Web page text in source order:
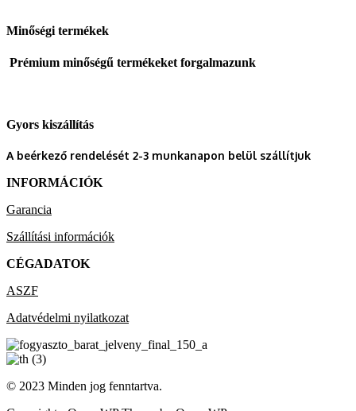
Minőségi termékek
Prémium minőségű termékeket forgalmazunk
Gyors kiszállítás
A beérkező rendelését 2-3 munkanapon belül szállítjuk
INFORMÁCIÓK
Garancia
Szállítási információk
CÉGADATOK
ASZF
Adatvédelmi nyilatkozat
© 2023 Minden jog fenntartva.